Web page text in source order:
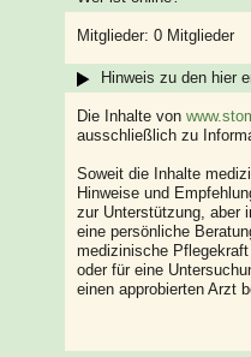
Mitglieder: 0 Mitglieder
Hinweis zu den hier
Die Inhalte von
ausschließlich zu
Soweit die Inhalte
Hinweise und
zur Unterstützung, aber
eine persönliche
medizinische
oder für eine
einen approbierten Arzt